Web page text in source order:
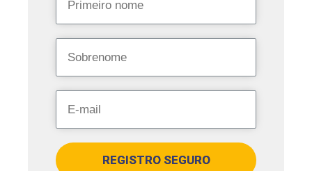
REGISTRO SEGURO